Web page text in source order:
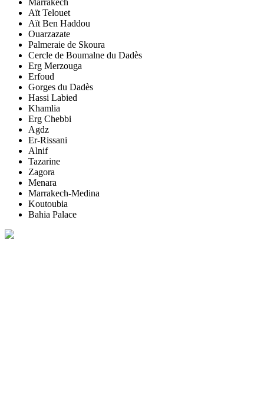
Marrakech
Aït Telouet
Aït Ben Haddou
Ouarzazate
Palmeraie de Skoura
Cercle de Boumalne du Dadès
Erg Merzouga
Erfoud
Gorges du Dadès
Hassi Labied
Khamlia
Erg Chebbi
Agdz
Er-Rissani
Alnif
Tazarine
Zagora
Menara
Marrakech-Medina
Koutoubia
Bahia Palace